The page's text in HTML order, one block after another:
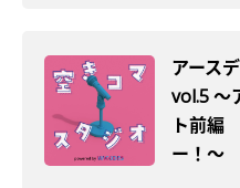
アース
vol.5 〜
ト前編
ー！〜